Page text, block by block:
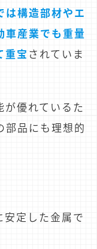
は構造部材やエ
車産業でも重量
重宝 されていま
優れているた
部品にも理想的
定した金属で